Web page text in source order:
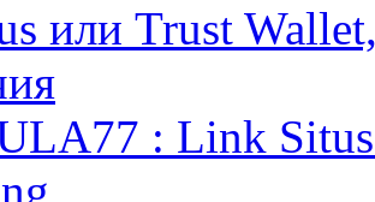
или Trust
: Link Situs